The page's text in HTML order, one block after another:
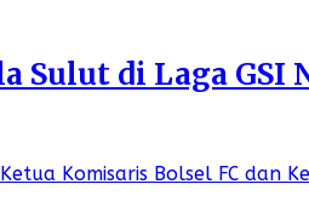
Sulut di Laga GSI